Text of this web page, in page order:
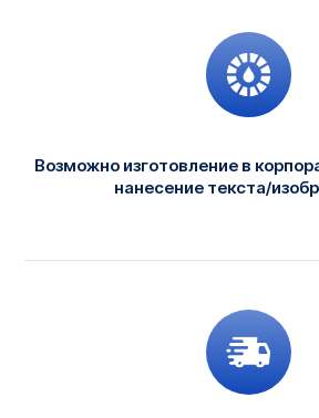
Возможно изготовление в
нанесение текста/
Дополнительное